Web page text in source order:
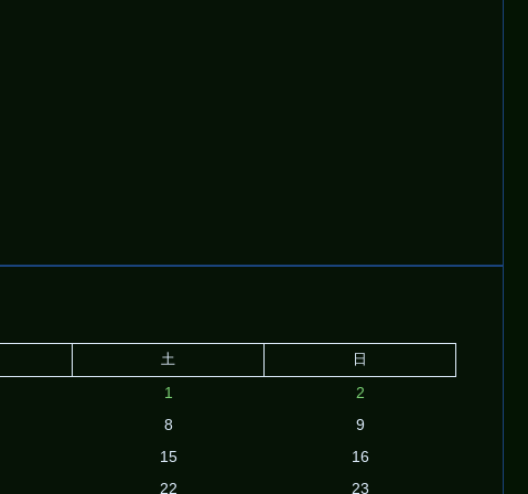
土 日
1
2
8
9
15
16
22 23